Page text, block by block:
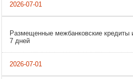
Размещенные межбанковские кредиты
7 дней